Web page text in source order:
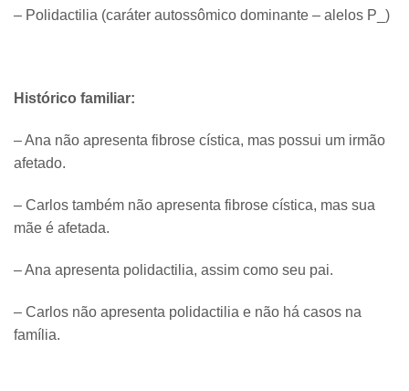
– Polidactilia (caráter autossômico dominante – alelos P_)
Histórico familiar:
– Ana não apresenta fibrose cística, mas possui um irmão
afetado.
– Carlos também não apresenta fibrose cística, mas sua
mãe é afetada.
– Ana apresenta polidactilia, assim como seu pai.
– Carlos não apresenta polidactilia e não há casos na
família.